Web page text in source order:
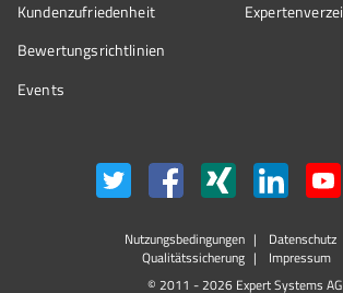
Kundenzufriedenheit
Bewertungs­richtlinien
Events
Nutzungsbedingungen
Datenschutz
Qualitätssicherung
Impressum
© 2011 - 2026 Expert Systems AG